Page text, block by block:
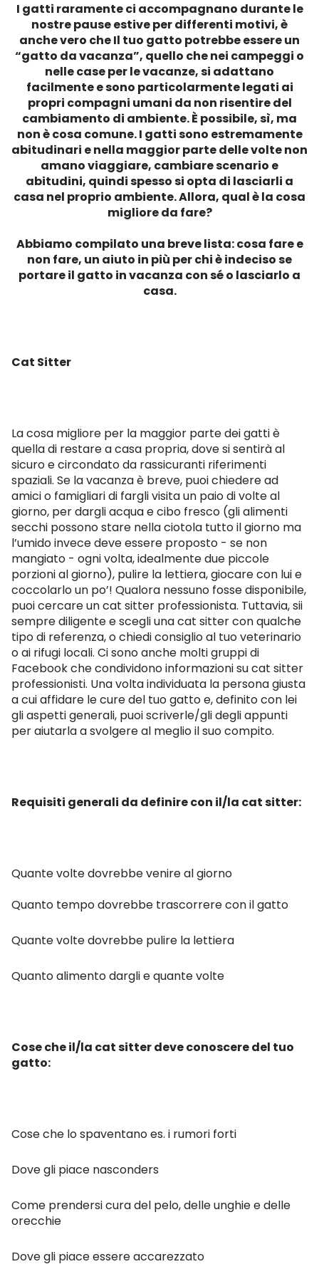
I gatti raramente ci accompagnano durante le
nostre pause estive per differenti motivi, è
anche vero che Il tuo gatto potrebbe essere un
“gatto da vacanza”, quello che nei campeggi o
nelle case per le vacanze, si adattano
facilmente e sono particolarmente legati ai
propri compagni umani da non risentire del
cambiamento di ambiente. È possibile, sì, ma
non è cosa comune. I gatti sono estremamente
abitudinari e nella maggior parte delle volte non
amano viaggiare, cambiare scenario e
abitudini, quindi spesso si opta di lasciarli a
casa nel proprio ambiente. Allora, qual è la cosa
migliore da fare?
Abbiamo compilato una breve lista: cosa fare e
non fare, un aiuto in più per chi è indeciso se
portare il gatto in vacanza con sé o lasciarlo a
casa.
Cat Sitter
La cosa migliore per la maggior parte dei gatti è
quella di restare a casa propria, dove si sentirà al
sicuro e circondato da rassicuranti riferimenti
spaziali. Se la vacanza è breve, puoi chiedere ad
amici o famigliari di fargli visita un paio di volte al
giorno, per dargli acqua e cibo fresco (gli alimenti
secchi possono stare nella ciotola tutto il giorno ma
l’umido invece deve essere proposto - se non
mangiato - ogni volta, idealmente due piccole
porzioni al giorno), pulire la lettiera, giocare con lui e
coccolarlo un po’! Qualora nessuno fosse disponibile,
puoi cercare un cat sitter professionista. Tuttavia, sii
sempre diligente e scegli una cat sitter con qualche
tipo di referenza, o chiedi consiglio al tuo veterinario
o ai rifugi locali. Ci sono anche molti gruppi di
Facebook che condividono informazioni su cat sitter
professionisti. Una volta individuata la persona giusta
a cui affidare le cure del tuo gatto e, definito con lei
gli aspetti generali, puoi scriverle/gli degli appunti
per aiutarla a svolgere al meglio il suo compito.
Requisiti generali da definire con il/la cat sitter:
Quante volte dovrebbe venire al giorno
Quanto tempo dovrebbe trascorrere con il gatto
Quante volte dovrebbe pulire la lettiera
Quanto alimento dargli e quante volte
Cose che il/la cat sitter deve conoscere del tuo
gatto:
Cose che lo spaventano es. i rumori forti
Dove gli piace nasconders
Come prendersi cura del pelo, delle unghie e delle
orecchie
Dove gli piace essere accarezzato